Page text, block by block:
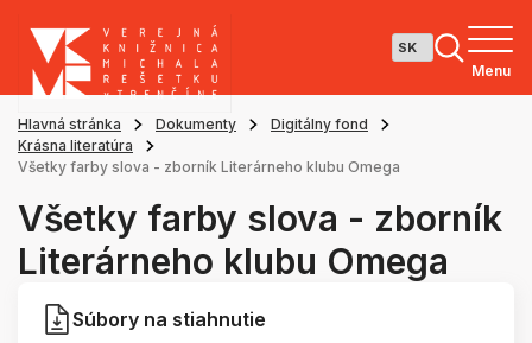
Menu
Hlavná stránka Dokumenty
Digitálny fond
Krásna literatúra
Všetky farby slova - zborník Literárneho klubu Omega
Všetky farby slova - zborník
Literárneho klubu Omega
Súbory na stiahnutie